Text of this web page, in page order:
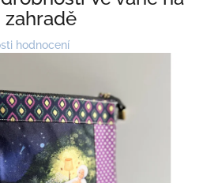
zahradě
hodnocení